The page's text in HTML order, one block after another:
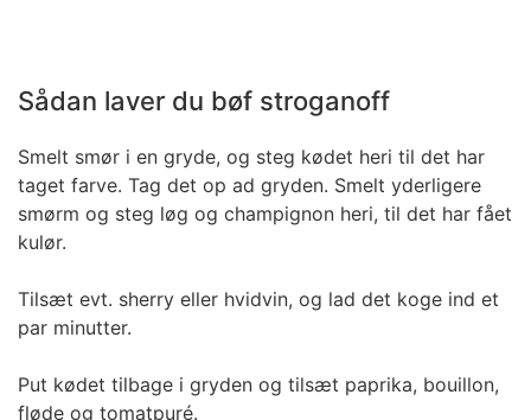
Sådan laver du bøf stroganoff
Smelt smør i en gryde, og steg kødet heri til det har
taget farve. Tag det op ad gryden. Smelt yderligere
smørm og steg løg og champignon heri, til det har fået
kulør.
Tilsæt evt. sherry eller hvidvin, og lad det koge ind et
par minutter.
Put kødet tilbage i gryden og tilsæt paprika, bouillon,
fløde og tomatpuré.